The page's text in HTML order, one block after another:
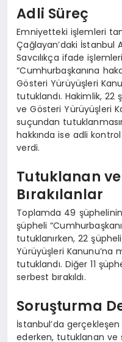
Adli Süreç
Emniyetteki işlemleri
Çağlayan’daki İstanbul
Savcılıkça ifade
“Cumhurbaşkanına
Gösteri Yürüyüşleri
tutuklandı. Hakimlik, 22
ve Gösteri Yürüyüşleri
suçundan
hakkında ise adli
verdi.
Tutuklanan
Bırakılanlar
Toplamda 49
şüpheli
tutuklanırken, 22 şüpheli
Yürüyüşleri Kanunu’na
tutuklandı. Diğer 11
serbest bırakıldı.
Soruşturma
İstanbul’da
ederken, tutuklanan ve